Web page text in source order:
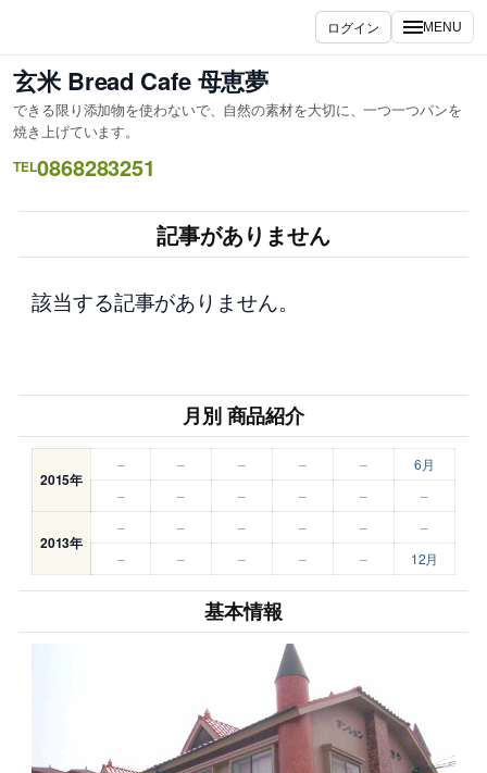
を
ス
キ
ッ
プ
ログイン MENU
玄米 Bread Cafe 母恵夢
できる限り添加物を使わないで、自然の素材を大切に、一つ一つパンを
焼き上げています。
TEL0868283251
記事がありません
該当する記事がありません。
月別 商品紹介
2015年
– – – – –
6月
–
– – – – –
2013年
– – – – –
–
–
– – – – 12月
基本情報